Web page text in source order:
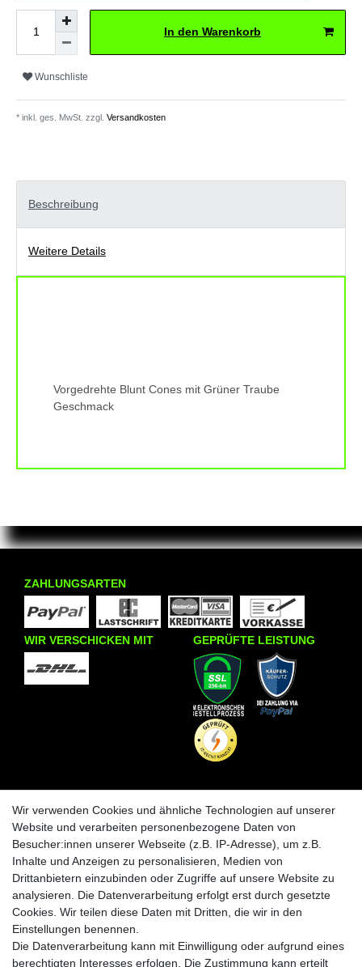
In den Warenkorb
Wunschliste
* inkl. ges. MwSt. zzgl. Versandkosten
Beschreibung
Weitere Details
Vorgedrehte Blunt Cones mit Grüner Traube
Geschmack
ZAHLUNGSARTEN
WIR VERSCHICKEN MIT GEPRÜFTE LEISTUNG
INFORMATIONEN
Zahlungs- und Versandinfos
Retourenabwicklung
Batteriehinweise
Frequently Asked Questions
KRAZY8
Laden in Essen
Über uns
BLEIB VERBUNDEN
Krazy8 @ Facebook
Krazy8 @ Instagram
Wir verwenden Cookies und ähnliche Technologien auf unserer
Website und verarbeiten personenbezogene Daten von
Besucher:innen unserer Webseite (z.B. IP-Adresse), um z.B.
Inhalte und Anzeigen zu personalisieren, Medien von
Drittanbietern einzubinden oder Zugriffe auf unsere Website zu
analysieren. Die Datenverarbeitung erfolgt erst durch gesetzte
Cookies. Wir teilen diese Daten mit Dritten, die wir in den
Einstellungen benennen.
Die Datenverarbeitung kann mit Einwilligung oder aufgrund eines
berechtigten Interesses erfolgen. Die Zustimmung kann erteilt